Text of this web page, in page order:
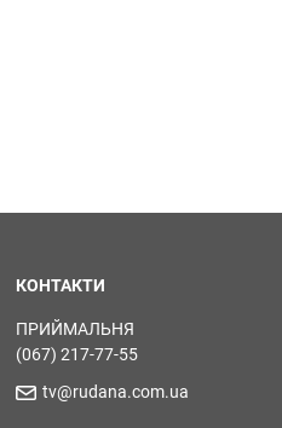
КОНТАКТИ
ПРИЙМАЛЬНЯ
(067) 217-77-55
tv@rudana.com.ua